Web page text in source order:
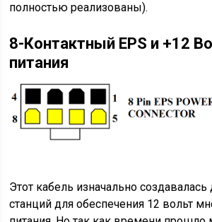
полностью реализованы).
8-Контактный EPS и +12
питания
Этот кабель изначально создавалась
станций для обеспечения 12 вольт